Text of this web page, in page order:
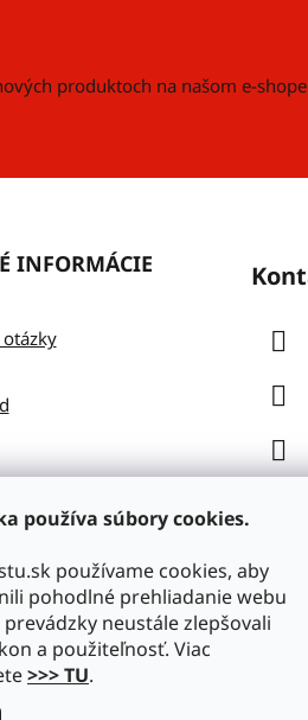
používa súbory cookies.
používame cookies, aby
pohodlné prehliadanie webu
neustále zlepšovali
a použiteľnosť. Viac
>>> TU.
produktoch na našom e-
INFORMÁCIE
otázky